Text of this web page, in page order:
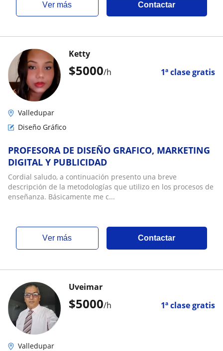
ver más Contactar
$5000/h 1ª clase gratis
Ketty
Valledupar
Diseño Gráfico
PROFESORA DE DISEÑO GRAFICO, MARKETING
DIGITAL Y PUBLICIDAD
Cordial saludo, a continuación presento una breve
descripción de la metodologías que utilizo en los procesos de
enseñanza. Básicamente me c...
ver más Contactar
$5000/h 1ª clase gratis
Uveimar
Valledupar